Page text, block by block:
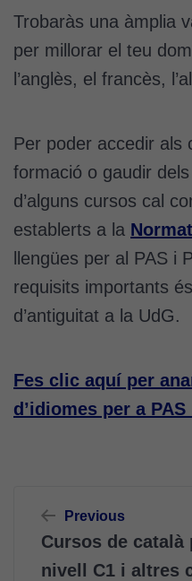
Trobaràs una àmplia
per millorar el teu
l’anglès, el francès,
Per poder accedir als
formació o gaudir
d’alguns cursos cal
establerts a la
llengües per al PAS i
requisits importants
d’antiguitat a la UdG.
Fes clic aquí per
d’idiomes per a PAS
d'entrades
Previous
Cursos de català
nivell C1 i altres